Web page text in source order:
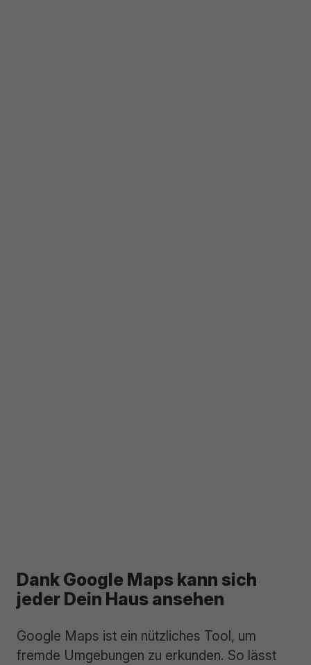
Dank Google Maps kann sich
jeder Dein Haus ansehen
Google Maps ist ein nützliches Tool, um
fremde Umgebungen zu erkunden. So lässt